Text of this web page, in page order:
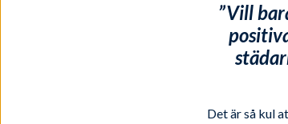
”Vill
Det är så kul